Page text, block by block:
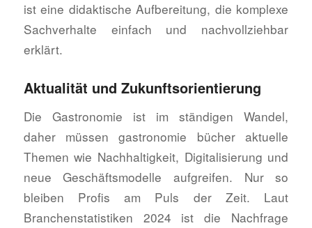
ist eine didaktische Aufbereitung, die komplexe
Sachverhalte einfach und nachvollziehbar
erklärt.
Aktualität und Zukunftsorientierung
Die Gastronomie ist im ständigen Wandel,
daher müssen gastronomie bücher aktuelle
Themen wie Nachhaltigkeit, Digitalisierung und
neue Geschäftsmodelle aufgreifen. Nur so
bleiben Profis am Puls der Zeit. Laut
Branchenstatistiken 2024 ist die Nachfrage